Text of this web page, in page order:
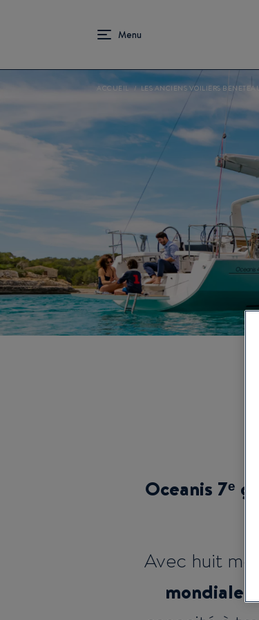
ACCUEIL LES ANCIENS VOILIERS
Oceanis 7ᵉ
Avec huit
mondiale